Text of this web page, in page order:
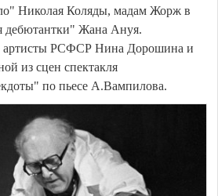
Николая Коляды, мадам Жорж в
дебютантки" Жана Ануя.
артисты РСФСР Нина Дорошина и
из сцен спектакля
по пьесе А.Вампилова.